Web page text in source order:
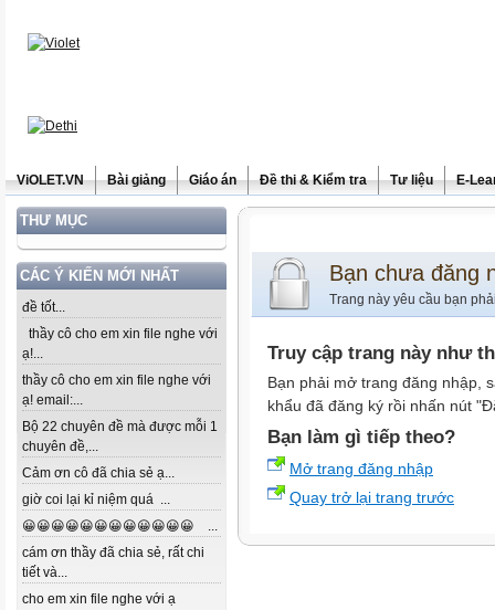
ViOLET.VN Bài giảng Giáo án Đề thi & Kiểm tra Tư liệu E-
THƯ MỤC
CÁC Ý KIẾN MỚI NHẤT
đề tốt...
thầy cô cho em xin file nghe với
ạ!...
thầy cô cho em xin file nghe với
ạ! email:...
Bộ 22 chuyên đề mà được mỗi 1
chuyên đề,...
Cảm ơn cô đã chia sẻ ạ...
giờ coi lại kỉ niệm quá ...
😀😀😀😀😀😀😀😀😀😀😀😀 ...
cám ơn thầy đã chia sẻ, rất chi
tiết và...
cho em xin file nghe với ạ
Bạn chưa đăng
Trang này yêu cầu bạn
Truy cập trang này như
Bạn phải mở trang đăng nhập,
khẩu đã đăng ký rồi nhấn nút
Bạn làm gì tiếp theo?
Mở trang đăng nhập
Quay trở lại trang trước